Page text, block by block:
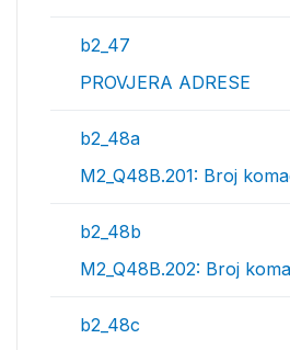
b2_47
PROVJERA ADRESE
b2_48a
M2_Q48B.201: Broj
b2_48b
M2_Q48B.202: Broj
b2_48c